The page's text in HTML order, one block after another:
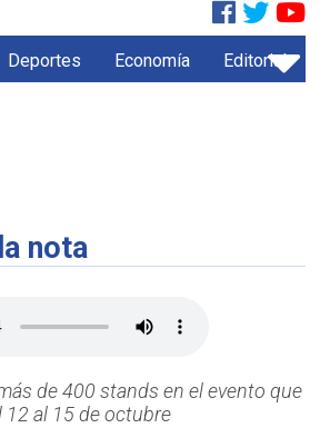
Deportes Economía Editorial
nota
de 400 stands en el evento que
12 al 15 de octubre